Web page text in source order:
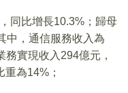
同比增長10.3%；歸母
中，通信服務收入為
實現收入294億元，
為14%；